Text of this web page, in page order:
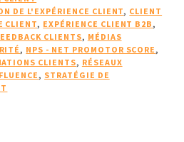
DE L'EXPÉRIENCE CLIENT, CLIENT
CLIENT, EXPÉRIENCE CLIENT B2B ,
CLIENTS, MÉDIAS
, NPS - NET PROMOTOR SCORE ,
CLIENTS, RÉSEAUX
, STRATÉGIE DE